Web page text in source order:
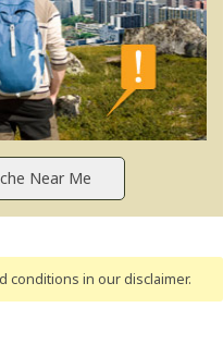
conditions in our disclaimer.